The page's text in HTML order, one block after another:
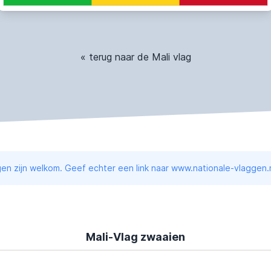
« terug naar de Mali vlag
zijn welkom. Geef echter een link naar www.nationale-
Mali-Vlag zwaaien